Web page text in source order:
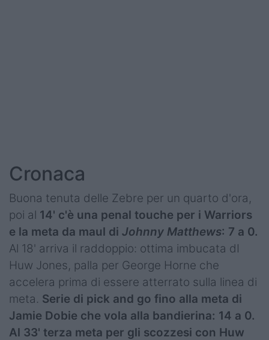
Cronaca
Buona tenuta delle Zebre per un quarto d'ora,
poi al 14' c'è una penal touche per i Warriors
e la meta da maul di Johnny Matthews: 7 a 0.
Al 18' arriva il raddoppio: ottima imbucata dI
Huw Jones, palla per George Horne che
accelera prima di essere atterrato sulla linea di
meta. Serie di pick and go fino alla meta di
Jamie Dobie che vola alla bandierina: 14 a 0.
Al 33' terza meta per gli scozzesi con Huw